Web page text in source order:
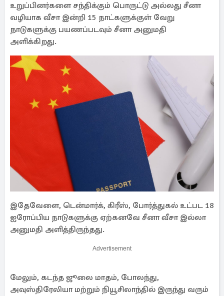
உறுப்பினர்களை சந்திக்கும் பொருட்டு அல்லது சீனா
வழியாக வீசா இன்றி 15 நாட்களுக்குள் வேறு
நாடுகளுக்கு பயணப்படவும் சீனா அனுமதி
அளிக்கிறது.
இதேவேளை, டென்மார்க், கிரீஸ், போர்த்துகல் உட்பட 18
ஐரோப்பிய நாடுகளுக்கு ஏற்கனவே சீனா வீசா இல்லா
அனுமதி அளித்திருந்தது.
Advertisement
மேலும், கடந்த ஜூலை மாதம், போலந்து,
அவுஸ்திரேலியா மற்றும் நியூசிலாந்தில் இருந்து வரும்